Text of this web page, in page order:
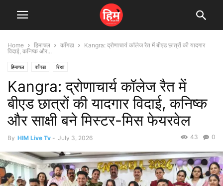
Home हिमाचल काँगडा
Kangra: द्रोणाचार्य कॉलेज रैत में बीएड छात्रों की यादगार
विदाई, कनिष्क और...
हिमाचल काँगडा शिक्षा
Kangra: द्रोणाचार्य कॉलेज रैत में
बीएड छात्रों की यादगार विदाई, कनिष्क
और साक्षी बने मिस्टर-मिस फेयरवेल
By HIM Live Tv - July 3, 2026 0
43